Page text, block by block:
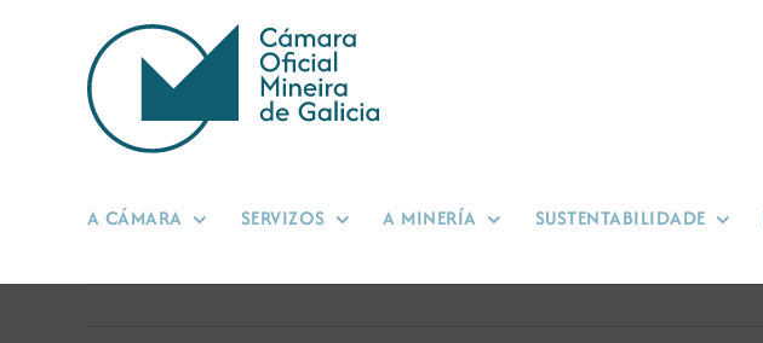
A CÁMARA SERVIZOS A MINERÍA SUSTENTABILIDADE